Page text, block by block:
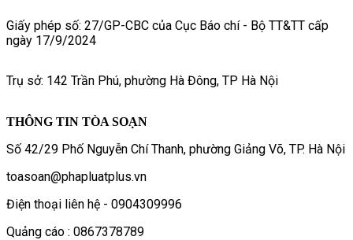
Giấy phép số: 27/GP-CBC của Cục Báo chí - Bộ TT&TT cấp
ngày 17/9/2024
Trụ sở: 142 Trần Phú, phường Hà Đông, TP Hà Nội
THÔNG TIN TÒA SOẠN
Số 42/29 Phố Nguyễn Chí Thanh, phường Giảng Võ, TP. Hà Nội
toasoan@phapluatplus.vn
Điện thoại liên hệ - 0904309996
Quảng cáo : 0867378789